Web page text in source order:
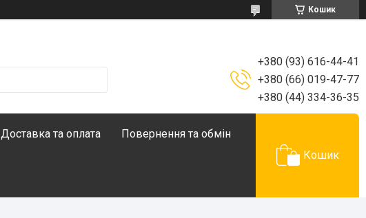
Кошик
+380 (93) 616-44-41
+380 (66) 019-47-77
+380 (44) 334-36-35
Доставка та оплата Повернення та обмін
Кошик